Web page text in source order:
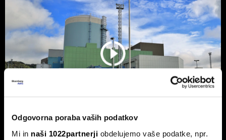
Odgovorna poraba vaših podatkov
Mi in naši 1022partnerji obdelujemo vaše podatke, npr.